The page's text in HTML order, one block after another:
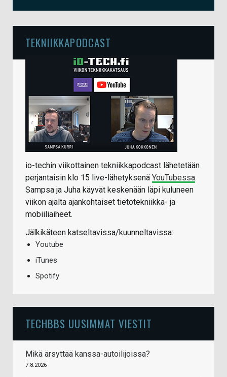
TEKNIIKKAPODCAST
io-techin viikottainen tekniikkapodcast lähetetään
perjantaisin klo 15 live-lähetyksenä YouTubessa.
Sampsa ja Juha käyvät keskenään läpi kuluneen
viikon ajalta ajankohtaiset tietotekniikka- ja
mobiiliaiheet.
Jälkikäteen katseltavissa/kuunneltavissa:
Youtube
iTunes
Spotify
TECHBBS UUSIMMAT VIESTIT
Mikä ärsyttää kanssa-autoilijoissa?
7.8.2026